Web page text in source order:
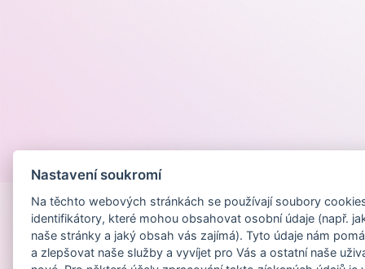
Nastavení soukromí
Na těchto webových stránkách se používají soubory
identifikátory, které mohou obsahovat osobní údaje (např.
naše stránky a jaký obsah vás zajímá). Tyto údaje nám
a zlepšovat naše služby a vyvíjet pro Vás a ostatní naše